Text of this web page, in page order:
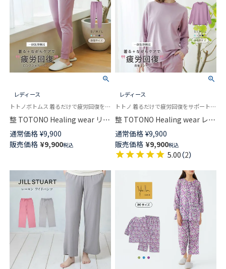
レディース
トトノボトムス 着るだけで疲労回復をサポート 機能性ウェア 手軽にからだメンテナンス 保温 あたたかい
整 TOTONO Healing wear リカ
バリーウェア 疲労回復 ロング
ジョガーパンツ レディース 遠
赤外線 血行促進 一般医療機器
通常価格 ¥9,900
販売価格 ¥9,900税込
レディース
トトノ 着るだけで疲労回復をサポート 機能性ウェア 手軽にからだメンテナンス 保温あたたかい
整 TOTONO Healing wear レデ
ィース 長袖Tシャツ リカバリー
ウェア 疲労回復 遠赤外線 血行
促進 一般医療機器 TERAX
TECHNOLOGY（テラックス テク
通常価格 ¥9,900
販売価格 ¥9,900税込
5.00（2）